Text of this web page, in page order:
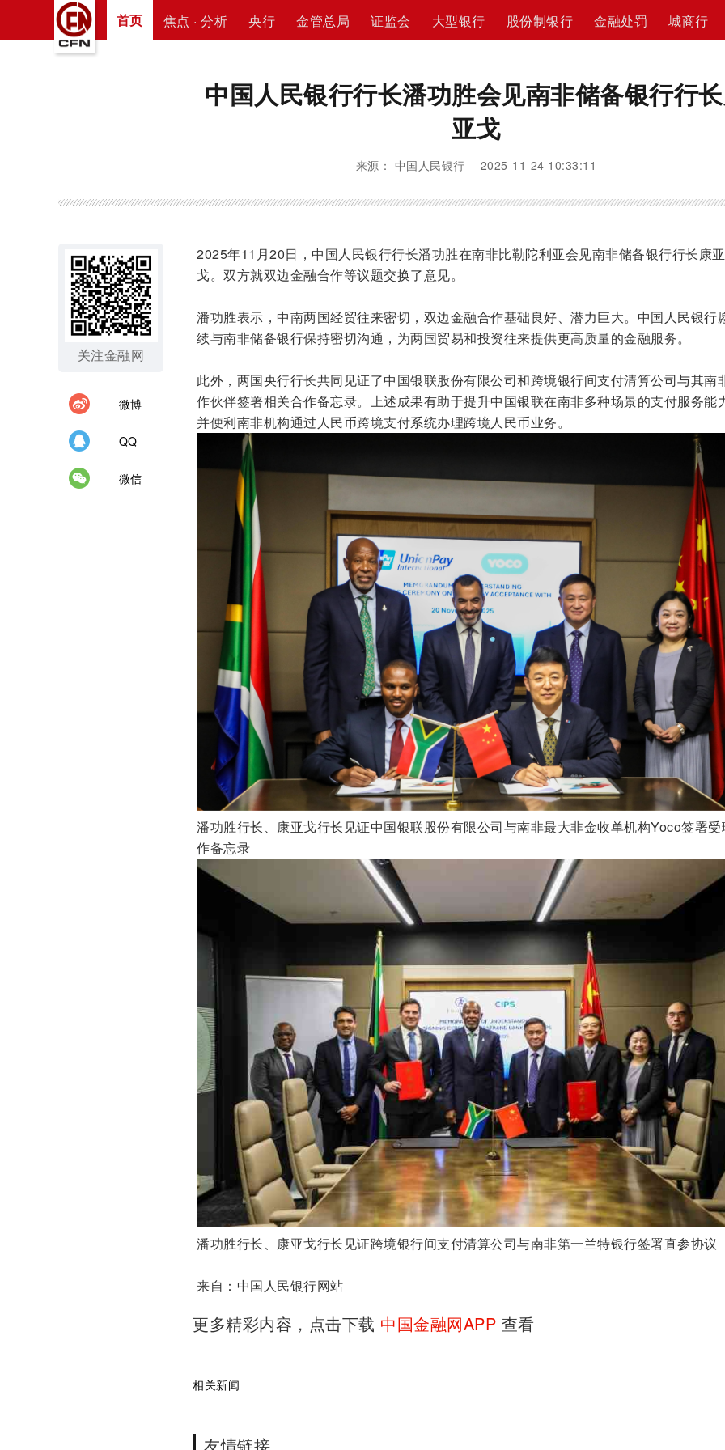
首页 焦点 · 分析 央行 金管总局 证监会 大型银行 股份制银行 金融处罚 城商行
中国人民银行行长潘功胜会见南非储备银行行
亚戈
来源： 中国人民银行 2025-11-24 10:33:11
关注金融网
微博
QQ
微信
2025年11月20日，中国人民银行行长潘功胜在南非比勒陀利亚会见南非储备银行行长康亚
戈。双方就双边金融合作等议题交换了意见。
潘功胜表示，中南两国经贸往来密切，双边金融合作基础良好、潜力巨大。中国人民银行
续与南非储备银行保持密切沟通，为两国贸易和投资往来提供更高质量的金融服务。
此外，两国央行行长共同见证了中国银联股份有限公司和跨境银行间支付清算公司与其南
作伙伴签署相关合作备忘录。上述成果有助于提升中国银联在南非多种场景的支付服务能
并便利南非机构通过人民币跨境支付系统办理跨境人民币业务。
潘功胜行长、康亚戈行长见证中国银联股份有限公司与南非最大非金收单机构Yoco签署受
作备忘录
潘功胜行长、康亚戈行长见证跨境银行间支付清算公司与南非第一兰特银行签署直参协议
来自：中国人民银行网站
更多精彩内容，点击下载 中国金融网APP 查看
相关新闻
友情链接